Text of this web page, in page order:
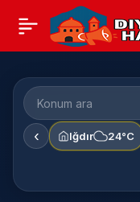
Konum
ara
‹ Iğdır 24°C